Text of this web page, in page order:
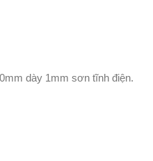
dày 1mm sơn tĩnh điện.